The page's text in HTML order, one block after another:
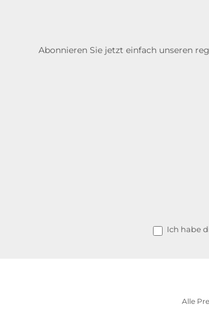
Abonnieren Sie jetzt einfach unseren
Ich habe
Alle